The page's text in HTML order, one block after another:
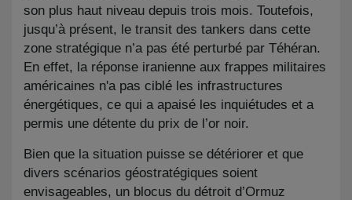
son plus haut niveau depuis trois mois. Toutefois,
jusqu’à présent, le transit des tankers dans cette
zone stratégique n’a pas été perturbé par Téhéran.
En effet, la réponse iranienne aux frappes militaires
américaines n'a pas ciblé les infrastructures
énergétiques, ce qui a apaisé les inquiétudes et a
permis une détente du prix de l’or noir.
Bien que la situation puisse se détériorer et que
divers scénarios géostratégiques soient
envisageables, un blocus du détroit d’Ormuz